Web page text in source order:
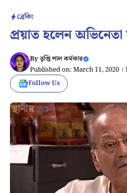
ব্রেকিং
প্রয়াত হলেন
Byতৃপ্তি পাল কর্মকার
Published on: March 11, 2020 ।
Follow Us